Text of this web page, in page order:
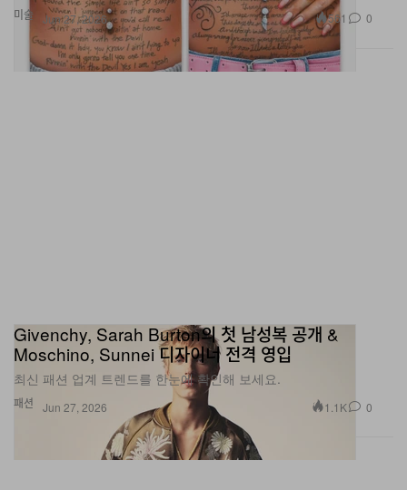
미술 Jun 27, 2026 561 0
패션
Givenchy, Sarah Burton의 첫 남성복 공개 &
Moschino, Sunnei 디자이너 전격 영입
최신 패션 업계 트렌드를 한눈에 확인해 보세요.
Jun 27, 2026 1.1K 0